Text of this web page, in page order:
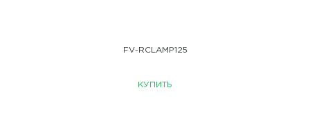
FV-RCLAMP125
КУПИТЬ